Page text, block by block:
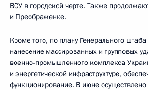
ВСУ в городской черте. Также
и Преображенке.
Кроме того, по плану Генерального
нанесение массированных и групповых
военно-промышленного комплекса
и энергетической инфраструктуре,
функционирование. В июне осуществлено